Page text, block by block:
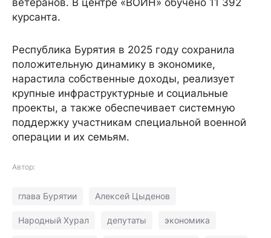
курсанта.
Республика Бурятия в 2025 году сохранила
положительную динамику в экономике,
нарастила собственные доходы, реализует
крупные инфраструктурные и социальные
проекты, а также обеспечивает системную
поддержку участникам специальной военной
операции и их семьям.
Автор:
глава Бурятии Алексей Цыденов
Народный Хурал депутаты экономика